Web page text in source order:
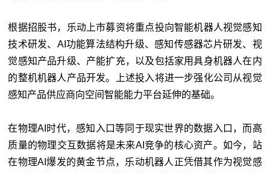
根据招股书，乐动上市募资将重点投向智能机器人视觉感知
技术研发、AI功能算法结构升级、感知传感器芯片研发、视
觉感知产品升级、产能扩充，以及包括家用具身机器人在内
的整机机器人产品开发。上述投入将进一步强化公司从视觉
感知产品供应商向空间智能能力平台延伸的基础。
在物理AI时代，感知入口等同于现实世界的数据入口，而高
质量的物理交互数据将是未来AI竞争的核心资产。如今，站
在物理AI爆发的黄金节点，乐动机器人正凭借其作为视觉感